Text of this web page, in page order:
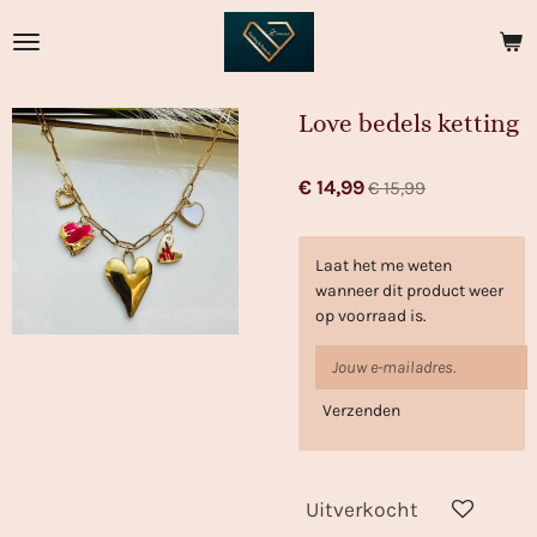
direct
hoofdinhoud
Love bedels ketting
€ 14,99€ 15,99
Laat het me weten
wanneer dit product weer
op voorraad is.
Verzenden
Uitverkocht